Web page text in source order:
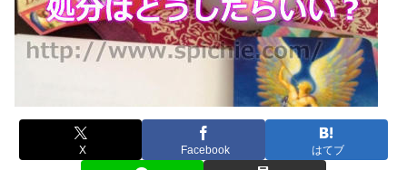
X Facebook はてブ